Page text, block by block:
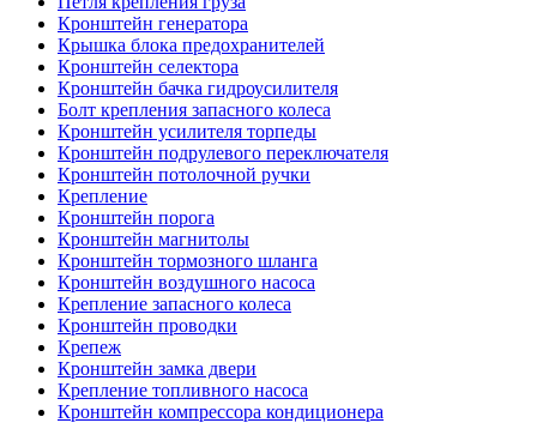
Кронштейн генератора
Крышка блока предохранителей
Кронштейн селектора
Кронштейн бачка гидроусилителя
Болт крепления запасного колеса
Кронштейн усилителя торпеды
Кронштейн подрулевого переключателя
Кронштейн потолочной ручки
Крепление
Кронштейн порога
Кронштейн магнитолы
Кронштейн тормозного шланга
Кронштейн воздушного насоса
Крепление запасного колеса
Кронштейн проводки
Крепеж
Кронштейн замка двери
Крепление топливного насоса
Кронштейн компрессора кондиционера